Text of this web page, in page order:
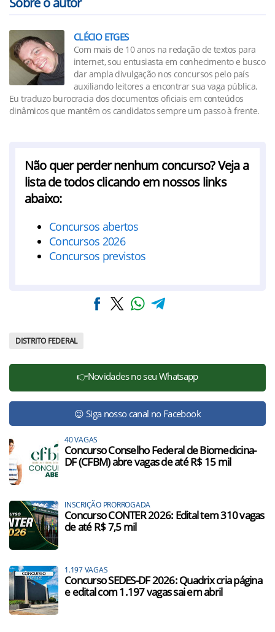
CLÉCIO ETGES
Com mais de 10 anos na redação de textos para
internet, sou entusiasta em conhecimento e busco
dar ampla divulgação nos concursos pelo país
auxiliando leitores a encontrar sua vaga pública.
Eu traduzo burocracia dos documentos oficiais em conteúdos
dinâmicos que mantêm os candidatos sempre um passo à frente.
Não quer perder nenhum concurso? Veja a
lista de todos clicando em nossos links
abaixo:
Concursos abertos
Concursos 2026
Concursos previstos
DISTRITO FEDERAL
👉Novidades no seu Whatsapp
😉 Siga nosso canal no Facebook
40 VAGAS
Concurso Conselho Federal de Biomedicina-
DF (CFBM) abre vagas de até R$ 15 mil
INSCRIÇÃO PRORROGADA
Concurso CONTER 2026: Edital tem 310 vagas
de até R$ 7,5 mil
1.197 VAGAS
Concurso SEDES-DF 2026: Quadrix cria página
e edital com 1.197 vagas sai em abril